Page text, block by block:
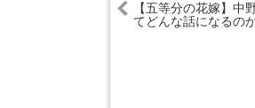
【五等分の花嫁】中
てどんな話になるの